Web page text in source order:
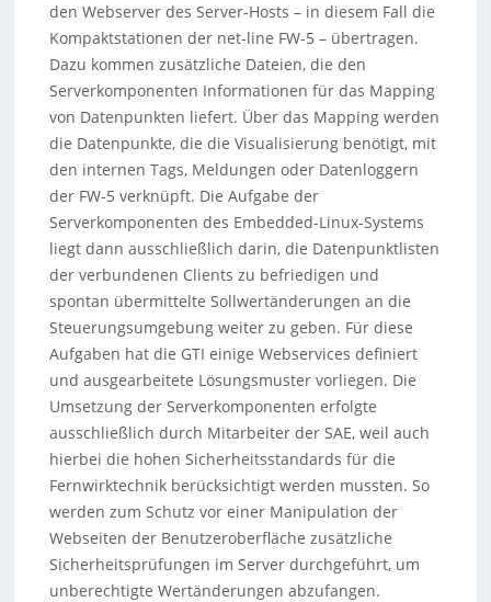
den Webserver des Server-Hosts – in diesem Fall die
Kompaktstationen der net-line FW-5 – übertragen.
Dazu kommen zusätzliche Dateien, die den
Serverkomponenten Informationen für das Mapping
von Datenpunkten liefert. Über das Mapping werden
die Datenpunkte, die die Visualisierung benötigt, mit
den internen Tags, Meldungen oder Datenloggern
der FW-5 verknüpft. Die Aufgabe der
Serverkomponenten des Embedded-Linux-Systems
liegt dann ausschließlich darin, die Datenpunktlisten
der verbundenen Clients zu befriedigen und
spontan übermittelte Sollwertänderungen an die
Steuerungsumgebung weiter zu geben. Für diese
Aufgaben hat die GTI einige Webservices definiert
und ausgearbeitete Lösungsmuster vorliegen. Die
Umsetzung der Serverkomponenten erfolgte
ausschließlich durch Mitarbeiter der SAE, weil auch
hierbei die hohen Sicherheitsstandards für die
Fernwirktechnik berücksichtigt werden mussten. So
werden zum Schutz vor einer Manipulation der
Webseiten der Benutzeroberfläche zusätzliche
Sicherheitsprüfungen im Server durchgeführt, um
unberechtigte Wertänderungen abzufangen.